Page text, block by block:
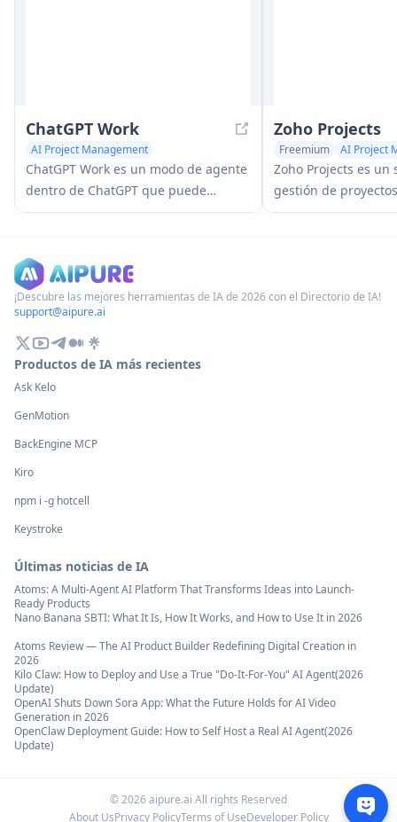
ChatGPT Work
AI Project Management
ChatGPT Work es un modo de agente
dentro de ChatGPT que puede
ejecutar proyectos de varios pasos
conectados, y producir resultados
terminados como documentos,
diapositivas, hojas y sitios
interactivos, mientras lo mantiene a
usted en control con aprobaciones y
gobernanza empresarial.
Zoho Projects
Freemium
AI Project
AI Team Collaboration
Zoho Projects es un
gestión de
nube que ayuda a
automatización de
¡Descubre las mejores herramientas de IA de 2026 con el Directorio de IA!
support@aipure.ai
Productos de IA más recientes
Ask Kelo
GenMotion
BackEngine MCP
Kiro
npm i -g hotcell
Keystroke
Últimas noticias de IA
Atoms: A Multi-Agent AI Platform That Transforms Ideas into Launch-
Ready Products
Nano Banana SBTI: What It Is, How It Works, and How to Use It in 2026
Atoms Review — The AI Product Builder Redefining Digital Creation in
2026
Kilo Claw: How to Deploy and Use a True "Do‑It‑For‑You" AI Agent(2026
Update)
OpenAI Shuts Down Sora App: What the Future Holds for AI Video
Generation in 2026
OpenClaw Deployment Guide: How to Self Host a Real AI Agent(2026
Update)
©2026aipure.ai All rights Reserved
About UsPrivacy PolicyTerms of UseDeveloper Policy